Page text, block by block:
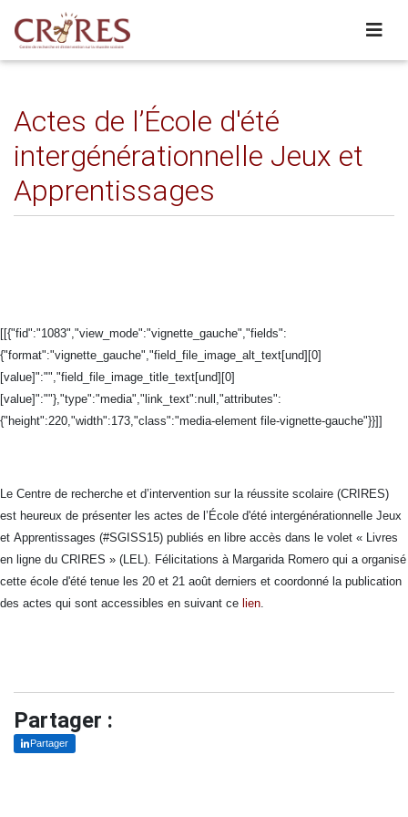
Actes de l’École d'été
intergénérationnelle Jeux et
Apprentissages
[[{"fid":"1083","view_mode":"vignette_gauche","fields":
{"format":"vignette_gauche","field_file_image_alt_text[und][0]
[value]":"","field_file_image_title_text[und][0]
[value]":""},"type":"media","link_text":null,"attributes":
{"height":220,"width":173,"class":"media-element file-vignette-gauche"}}]]
Le Centre de recherche et d’intervention sur la réussite scolaire (CRIRES)
est heureux de présenter les actes de l’École d'été intergénérationnelle Jeux
et Apprentissages (#SGISS15) publiés en libre accès dans le volet « Livres
en ligne du CRIRES » (LEL). Félicitations à Margarida Romero qui a organisé
cette école d'été tenue les 20 et 21 août derniers et coordonné la publication
des actes qui sont accessibles en suivant ce lien.
Partager :
Partager